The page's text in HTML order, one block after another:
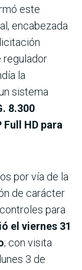
este
encabezada
regulador
la
sistema
8.300
HD para
por vía de la
de carácter
para
el viernes 31
; con visita
3 de